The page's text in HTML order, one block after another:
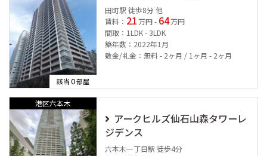
該当0部屋
田町駅 徒歩8分 他
賃料： 21 万円 - 64 万円
間取：1LDK - 3LDK
築年数：2022年1月
敷金/礼金：無料 - 2ヶ月 / 1ヶ月 - 2ヶ月
港区六本木
アークヒルズ仙石山森タワーレ
ジデンス
六本木一丁目駅 徒歩4分